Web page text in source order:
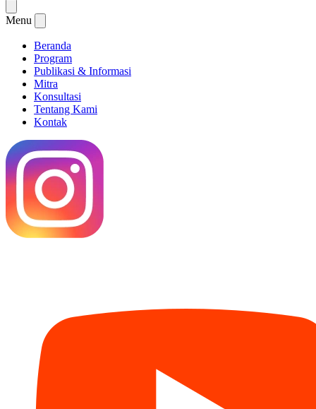
Menu
Beranda
Program
Publikasi & Informasi
Mitra
Konsultasi
Tentang Kami
Kontak